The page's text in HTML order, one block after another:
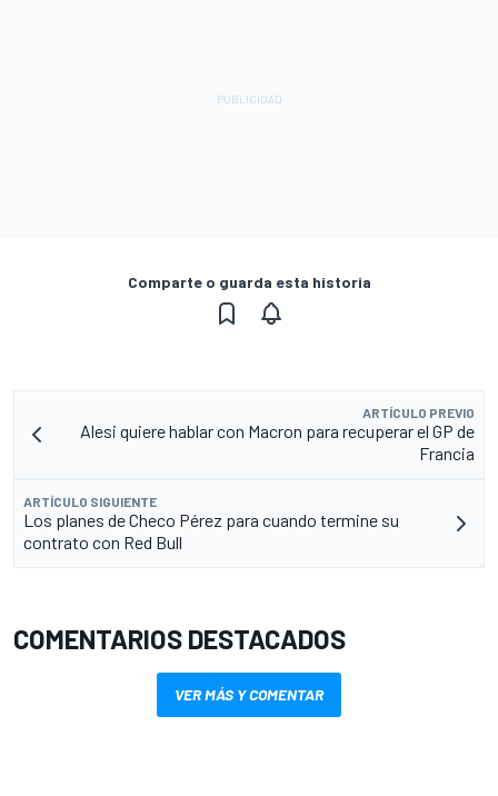
Comparte o guarda esta historia
ARTÍCULO PREVIO
Alesi quiere hablar con Macron para recuperar el GP de
Francia
ARTÍCULO SIGUIENTE
Los planes de Checo Pérez para cuando termine su
contrato con Red Bull
COMENTARIOS DESTACADOS
VER MÁS Y COMENTAR